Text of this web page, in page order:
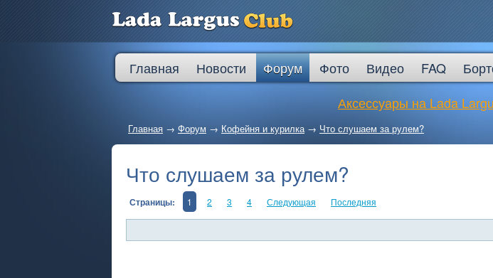
Главная Новости Форум Фото Видео FAQ
Аксессуары на Lada
Главная → Форум → Кофейня и курилка→ Что слушаем за рулем?
Что слушаем за рулем?
Страницы: 1 2 3 4 Следующая Последняя